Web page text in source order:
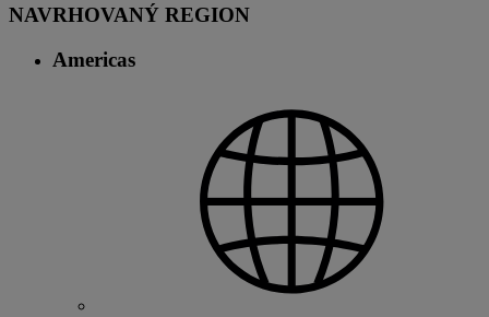
NAVRHOVANÝ REGION
Americas